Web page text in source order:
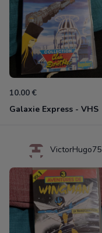
10.00 €
Galaxie Express - VHS
VictorHugo75